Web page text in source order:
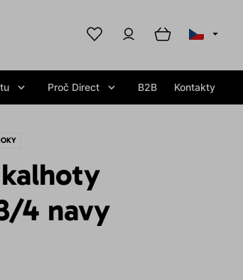
Proč Direct B2B Kontakty
4 navy